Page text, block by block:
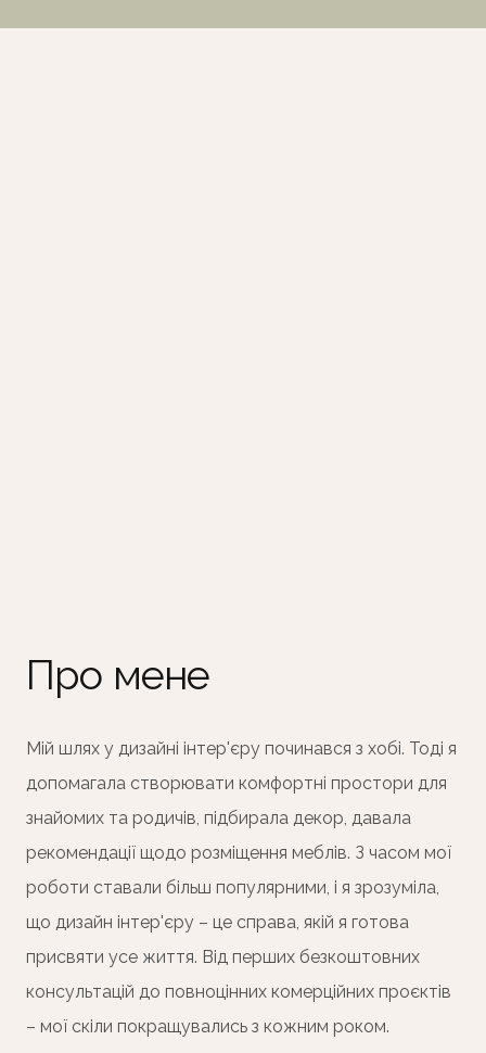
Про мене
Мій шлях у дизайні інтер'єру починався з хобі. Тоді я
допомагала створювати комфортні простори для
знайомих та родичів, підбирала декор, давала
рекомендації щодо розміщення меблів. З часом мої
роботи ставали більш популярними, і я зрозуміла,
що дизайн інтер'єру – це справа, якій я готова
присвяти усе життя. Від перших безкоштовних
консультацій до повноцінних комерційних проєктів
– мої скіли покращувались з кожним роком.